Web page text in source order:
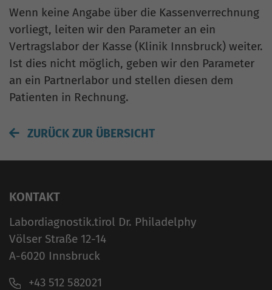
Wenn keine Angabe über die Kassenverrechnung
vorliegt, leiten wir den Parameter an ein
Vertragslabor der Kasse (Klinik Innsbruck) weiter.
Ist dies nicht möglich, geben wir den Parameter
an ein Partnerlabor und stellen diesen dem
Patienten in Rechnung.
ZURÜCK ZUR ÜBERSICHT
KONTAKT
Labordiagnostik.tirol Dr. Philadelphy
Völser Straße 12-14
A-6020 Innsbruck
+43 512 582021